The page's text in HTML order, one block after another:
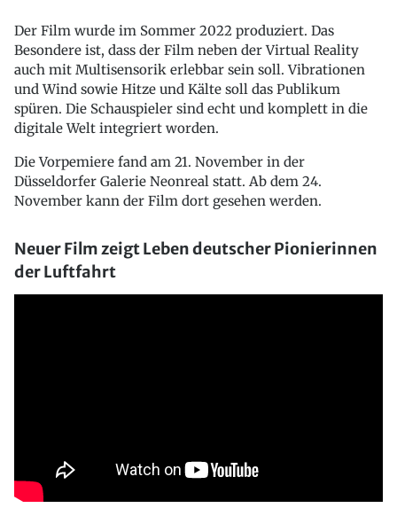
Der Film wurde im Sommer 2022 produziert. Das
Besondere ist, dass der Film neben der Virtual Reality
auch mit Multisensorik erlebbar sein soll. Vibrationen
und Wind sowie Hitze und Kälte soll das Publikum
spüren. Die Schauspieler sind echt und komplett in die
digitale Welt integriert worden.
Die Vorpemiere fand am 21. November in der
Düsseldorfer Galerie Neonreal statt. Ab dem 24.
November kann der Film dort gesehen werden.
Neuer Film zeigt Leben deutscher Pionierinnen
der Luftfahrt